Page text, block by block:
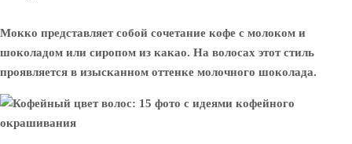
Мокко представляет собой сочетание кофе с молоком и
шоколадом или сиропом из какао. На волосах этот стиль
проявляется в изысканном оттенке молочного шоколада.